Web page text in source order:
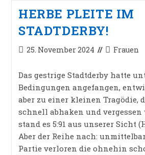
HERBE PLEITE IM
STADTDERBY!
Beitrag
25. November 2024
Beitrags-
Frauen
Das gestrige Stadtderby hatte
Bedingungen angefangen,
aber zu einer kleinen Tragödie,
schnell abhaken und vergessen
stand es 5:91 aus unserer Sicht
Aber der Reihe nach:
Partie verloren die ohnehin